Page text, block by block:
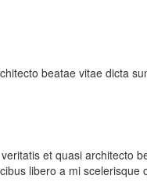
beatae vitae dicta
et quasi architecto
libero a mi scelerisque